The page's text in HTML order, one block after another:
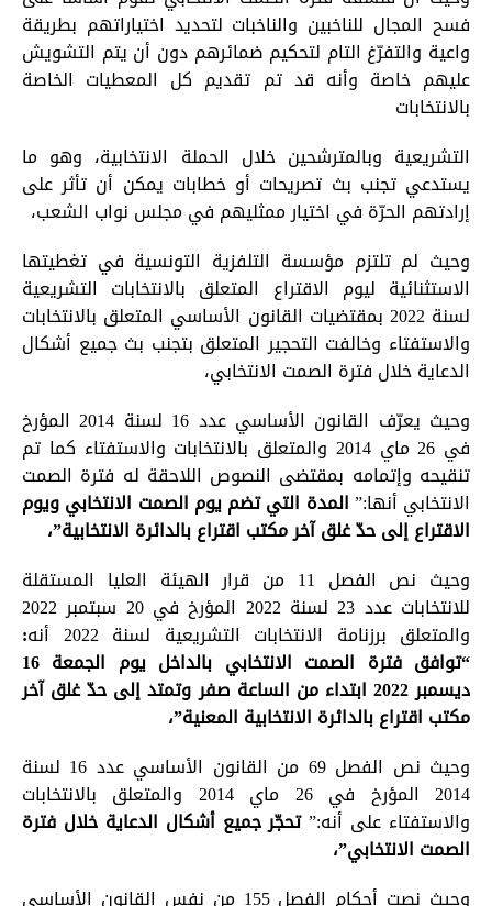
فسح المجال للناخبين والناخبات لتحديد اختياراتهم بطريقة
واعية والتفرّغ التام لتحكيم ضمائرهم دون أن يتم التشويش
عليهم خاصة وأنه قد تم تقديم كل المعطيات الخاصة
بالانتخابات
التشريعية وبالمترشحين خلال الحملة الانتخابية، وهو ما
يستدعي تجنب بث تصريحات أو خطابات يمكن أن تأثر على
إرادتهم الحرّة في اختيار ممثليهم في مجلس نواب الشعب،
وحيث لم تلتزم مؤسسة التلفزية التونسية في تغطيتها
الاستثنائية ليوم الاقتراع المتعلق بالانتخابات التشريعية
لسنة 2022 بمقتضيات القانون الأساسي المتعلق بالانتخابات
والاستفتاء وخالفت التحجير المتعلق بتجنب بث جميع أشكال
الدعاية خلال فترة الصمت الانتخابي،
وحيث يعرّف القانون الأساسي عدد 16 لسنة 2014 المؤرخ
في 26 ماي 2014 والمتعلق بالانتخابات والاستفتاء كما تم
تنقيحه وإتمامه بمقتضى النصوص اللاحقة له فترة الصمت
الانتخابي أنها:”المدة التي تضم يوم الصمت الانتخابي ويوم
الاقتراع إلى حدّ غلق آخر مكتب اقتراع بالدائرة الانتخابية”،
وحيث نص الفصل 11 من قرار الهيئة العليا المستقلة
للانتخابات عدد 23 لسنة 2022 المؤرخ في 20 سبتمبر 2022
والمتعلق برزنامة الانتخابات التشريعية لسنة 2022 أنه
:
“توافق فترة الصمت الانتخابي بالداخل يوم الجمعة 16
ديسمبر 2022 ابتداء من الساعة صفر وتمتد إلى حدّ غلق آخر
مكتب اقتراع بالدائرة الانتخابية المعنية”،
وحيث نص الفصل 69 من القانون الأساسي عدد 16 لسنة
2014 المؤرخ في 26 ماي 2014 والمتعلق بالانتخابات
والاستفتاء على أنه:”تحجّر جميع أشكال الدعاية خلال فترة
الصمت الانتخابي”،
وحيث نصت أحكام الفصل 155 من نفس القانون الأساسي
تبديل اللغة
Français العربية